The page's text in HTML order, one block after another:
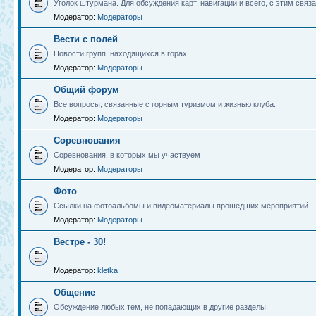
Уголок штурмана. Для обсуждения карт, навигации и всего, с этим
Модератор: Модераторы
Вести с полей
Новости групп, находящихся в горах
Модератор: Модераторы
Общий форум
Все вопросы, связанные с горным туризмом и жизнью клуба.
Модератор: Модераторы
Соревнования
Соревнования, в которых мы участвуем
Модератор: Модераторы
Фото
Ссылки на фотоальбомы и видеоматериалы прошедших мероприятий.
Модератор: Модераторы
Вестре - 30!
Модератор: kletka
Общение
Обсуждение любых тем, не попадающих в другие разделы.